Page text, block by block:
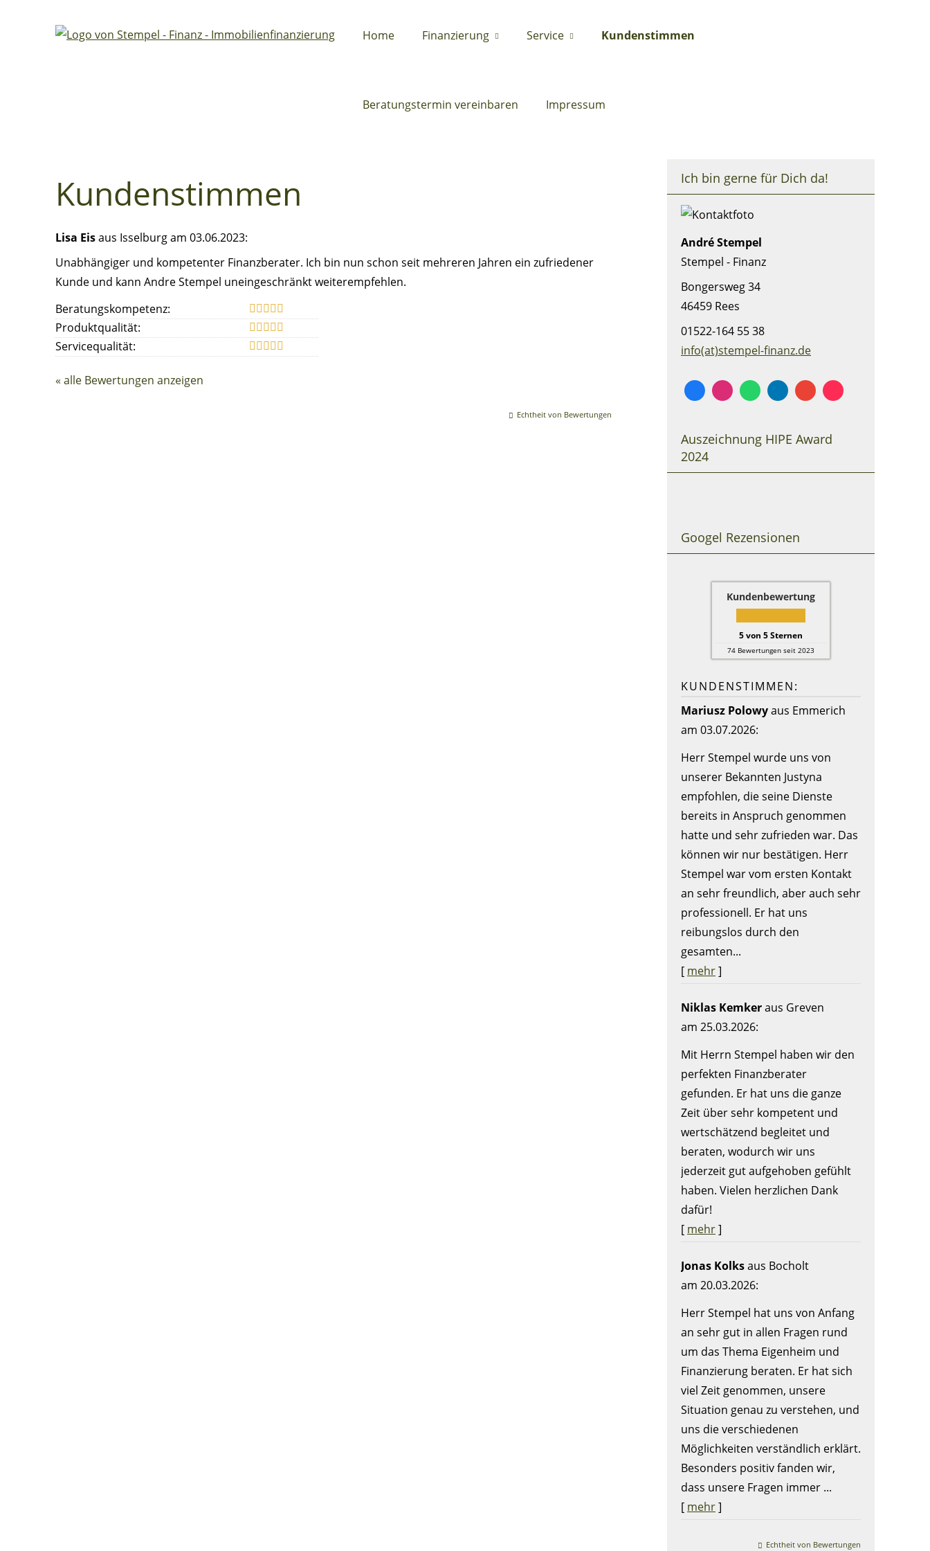
Home Finanzierung Service Kundenstimmen
Beratungstermin vereinbaren Impressum
Ich bin gerne für Dich da!
André Stempel
Stempel - Finanz
Bongersweg 34
46459 Rees
01522-164 55 38
info(at)stempel-finanz.de
Auszeichnung HIPE Award
2024
Googel Rezensionen
Kundenbewertung
5von 5Sternen
74 Bewertungen seit 2023
KUNDENSTIMMEN:
Mariusz Polowyaus Emmerich
am 03.07.2026:
Herr Stempel wurde uns von
unserer Bekannten Justyna
empfohlen, die seine Dienste
bereits in Anspruch genommen
hatte und sehr zufrieden war. Das
können wir nur bestätigen. Herr
Stempel war vom ersten Kontakt
an sehr freundlich, aber auch sehr
professionell. Er hat uns
reibungslos durch den
gesamten...
[ mehr]
Niklas Kemkeraus Greven
am 25.03.2026:
Mit Herrn Stempel haben wir den
perfekten Finanzberater
gefunden. Er hat uns die ganze
Zeit über sehr kompetent und
wertschätzend begleitet und
beraten, wodurch wir uns
jederzeit gut aufgehoben gefühlt
haben. Vielen herzlichen Dank
dafür!
[ mehr]
Jonas Kolksaus Bocholt
am 20.03.2026:
Herr Stempel hat uns von Anfang
an sehr gut in allen Fragen rund
um das Thema Eigenheim und
Finanzierung beraten. Er hat sich
viel Zeit genommen, unsere
Situation genau zu verstehen, und
uns die verschiedenen
Möglichkeiten verständlich erklärt.
Besonders positiv fanden wir,
dass unsere Fragen immer ...
[ mehr]
Echtheit von Bewertungen
Kundenstimmen
Lisa Eisaus Isselburgam 03.06.2023:
Unabhängiger und kompetenter Finanzberater. Ich bin nun schon seit mehreren Jahren ein zufriedener
Kunde und kann Andre Stempel uneingeschränkt weiterempfehlen.
Beratungskompetenz:
Produktqualität:
Servicequalität:
« alle Bewertungen anzeigen
Echtheit von Bewertungen